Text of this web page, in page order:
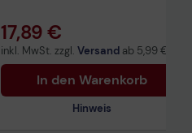
17,89 €
inkl. MwSt. zzgl. Versand ab 5,99 €
In den Warenkorb
Hinweis